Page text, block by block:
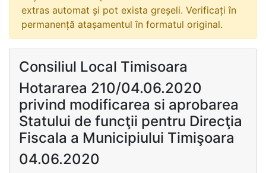
extras automat și pot exista greșeli. Verificați în
permanență atașamentul în formatul original.
Consiliul Local Timisoara
Hotararea 210/04.06.2020
privind modificarea si aprobarea
Statului de funcţii pentru Direcţia
Fiscala a Municipiului Timişoara
04.06.2020